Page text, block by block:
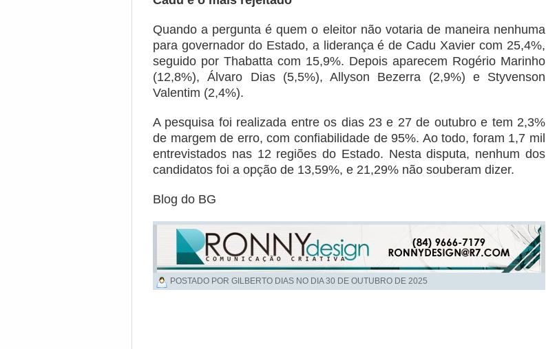
Quando a pergunta é quem o eleitor não votaria de maneira nenhuma
para governador do Estado, a liderança é de Cadu Xavier com 25,4%,
seguido por Thabatta com 15,9%. Depois aparecem Rogério Marinho
(12,8%), Álvaro Dias (5,5%), Allyson Bezerra (2,9%) e Styvenson
Valentim (2,4%).
A pesquisa foi realizada entre os dias 23 e 27 de outubro e tem 2,3%
de margem de erro, com confiabilidade de 95%. Ao todo, foram 1,7 mil
entrevistados nas 12 regiões do Estado. Nesta disputa, nenhum dos
candidatos foi a opção de 13,59%, e 21,29% não souberam dizer.
Blog do BG
POSTADO POR GILBERTO DIAS NO DIA30 DE OUTUBRO DE 2025